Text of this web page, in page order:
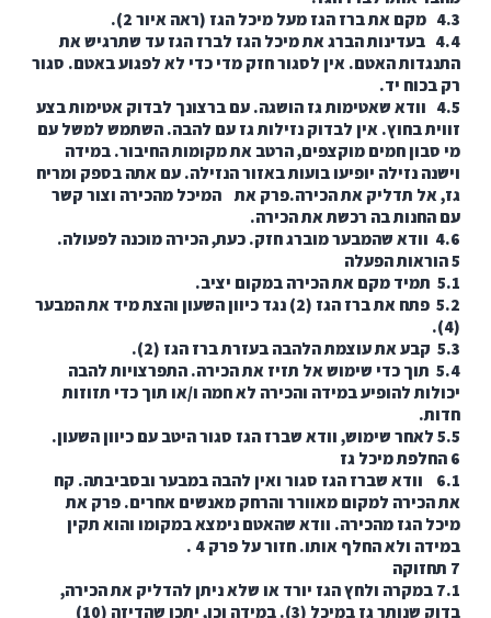
4.4 בעדינות הברג את מיכל הגז לברז הגז עד שתרגיש את
האטם. אין לסגור חזק מדי כדי לא לפגוע באטם. סגור
יד.
וודא שאטימות גז הושגה. עם ברצונך לבדוק אטימות בצע
בחוץ. אין לבדוק נזילות גז עם להבה. השתמש למשל עם
חמים מוקצפים, הרטב את מקומות החיבור. במידה
נזילה יופיעו בועות באזור הנזילה. עם אתה בספק ומריח
תדליק את הכירה.פרק את המיכל מהכירה וצור קשר
בה רכשת את הכירה.
5.2 פתח את ברז הגז (2) נגד כיוון השעון והצת מיד את המבער
תוך כדי שימוש אל תזיז את הכירה. התפרצויות להבה
להופיע במידה והכירה לא חמה ו/או תוך כדי תזוזות
וודא שברז הגז סגור ואין להבה במבער ובסביבתה. קח
למקום מאוורר והרחק מאנשים אחרים. פרק את
הגז מהכירה. וודא שהאטם נימצא במקומו והוא תקין
ולא החלף אותו. חזור על פרק 4 .
במקרה ולחץ הגז יורד או שלא ניתן להדליק את הכירה,
בדוק שנותר גז במיכל (3). במידה וכן, יתכן שהדיזה (10)